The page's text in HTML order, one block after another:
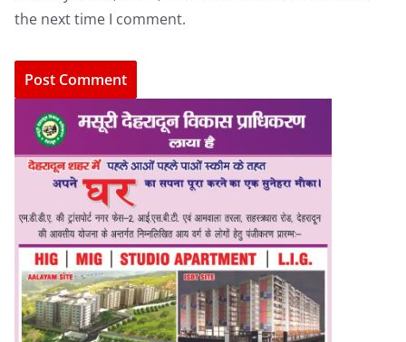
the next time I comment.